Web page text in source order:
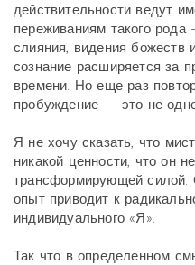
действительности ведут
переживаниям такого
слияния, видения
сознание расширяется за
времени. Но еще раз
пробуждение — это не
Я не хочу сказать, что
никакой ценности, что он
трансформирующей силой.
опыт приводит к
индивидуального «Я».
Так что в определенном